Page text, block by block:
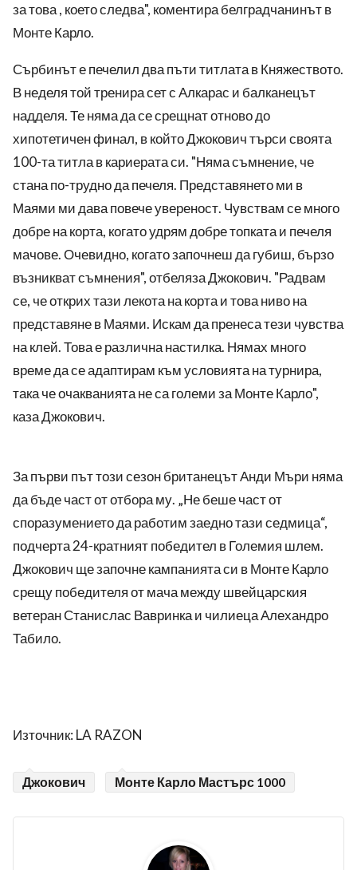
за това , което следва", коментира белградчанинът в
Монте Карло.
Сърбинът е печелил два пъти титлата в Княжеството.
В неделя той тренира сет с Алкарас и балканецът
надделя. Те няма да се срещнат отново до
хипотетичен финал, в който Джокович търси своята
100-та титла в кариерата си. "Няма съмнение, че
стана по-трудно да печеля. Представянето ми в
Маями ми дава повече увереност. Чувствам се много
добре на корта, когато удрям добре топката и печеля
мачове. Очевидно, когато започнеш да губиш, бързо
възникват съмнения", отбеляза Джокович. "Радвам
се, че открих тази лекота на корта и това ниво на
представяне в Маями. Искам да пренеса тези чувства
на клей. Това е различна настилка. Нямах много
време да се адаптирам към условията на турнира,
така че очакванията не са големи за Монте Карло",
каза Джокович.
За първи път този сезон британецът Анди Мъри няма
да бъде част от отбора му. „Не беше част от
споразумението да работим заедно тази седмица“,
подчерта 24-кратният победител в Големия шлем.
Джокович ще започне кампанията си в Монте Карло
срещу победителя от мача между швейцарския
ветеран Станислас Вавринка и чилиеца Алехандро
Табило.
Източник: LA RAZON
Джокович Монте Карло Мастърс 1000